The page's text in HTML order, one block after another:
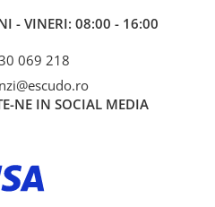
- VINERI: 08:00 - 16:00
069 218
NE IN SOCIAL MEDIA